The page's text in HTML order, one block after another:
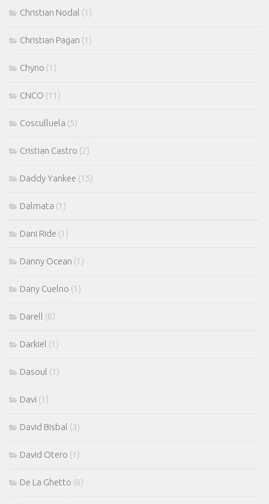
Christian Nodal (1)
Christian Pagan (1)
Chyno (1)
CNCO (11)
Cosculluela (5)
Cristian Castro (2)
Daddy Yankee (15)
Dalmata (1)
Dani Ride (1)
Danny Ocean (1)
Dany Cuelno (1)
Darell (8)
Darkiel (1)
Dasoul (1)
Davi (1)
David Bisbal (3)
David Otero (1)
De La Ghetto (8)